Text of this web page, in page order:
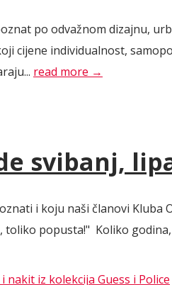
po odvažnom dizajnu,
cijene individualnost,
read more →
svibanj,
i koju naši članovi
popusta!" Koliko
iz kolekcija Guess i Police